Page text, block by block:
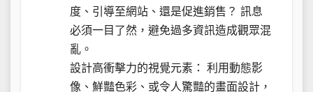
度、引導至網站、還是促進銷售？ 訊息
必須一目了然，避免過多資訊造成觀眾混
亂。
設計高衝擊力的視覺元素： 利用動態影
像、鮮豔色彩、或令人驚豔的畫面設計，